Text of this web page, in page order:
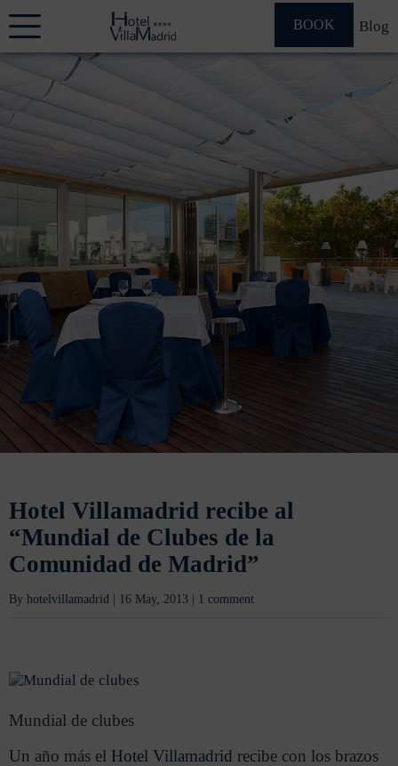
BOOK Blog
Hotel Villamadrid recibe al
“Mundial de Clubes de la
Comunidad de Madrid”
By hotelvillamadrid 16 May, 2013 1 comment
Mundial de clubes
Un año más el Hotel Villamadrid recibe con los brazos